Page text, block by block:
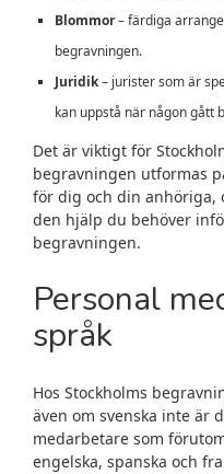
Blommor– färdiga
begravningen.
Juridik– jurister som är
kan uppstå när någon gått
Det är viktigt för
begravningen utformas
för dig och din anhöriga,
den hjälp du behöver
begravningen.
Personal
språk
Hos Stockholms
även om svenska inte är
medarbetare som
engelska, spanska och